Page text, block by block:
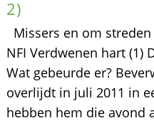
2)
Missers en om
NFI Verdwenen hart (1)
Wat gebeurde er?
overlijdt in juli 2011 in
hebben hem die avond